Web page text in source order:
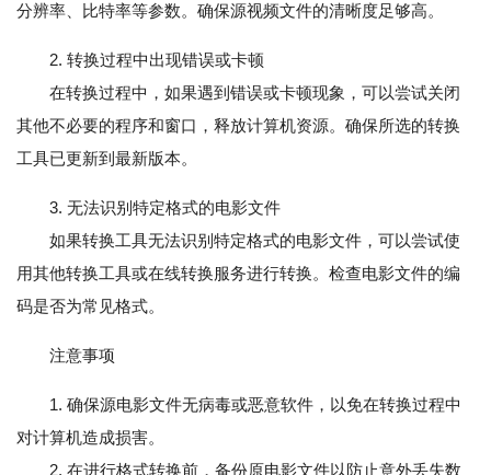
分辨率、比特率等参数。确保源视频文件的清晰度足够高。
2. 转换过程中出现错误或卡顿
在转换过程中，如果遇到错误或卡顿现象，可以尝试关闭
其他不必要的程序和窗口，释放计算机资源。确保所选的转换
工具已更新到最新版本。
3. 无法识别特定格式的电影文件
如果转换工具无法识别特定格式的电影文件，可以尝试使
用其他转换工具或在线转换服务进行转换。检查电影文件的编
码是否为常见格式。
注意事项
1. 确保源电影文件无病毒或恶意软件，以免在转换过程中
对计算机造成损害。
2. 在进行格式转换前，备份原电影文件以防止意外丢失数